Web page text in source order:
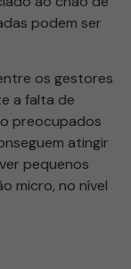
podem ser
os gestores
a falta de
preocupados
atingir
pequenos
micro, no nível